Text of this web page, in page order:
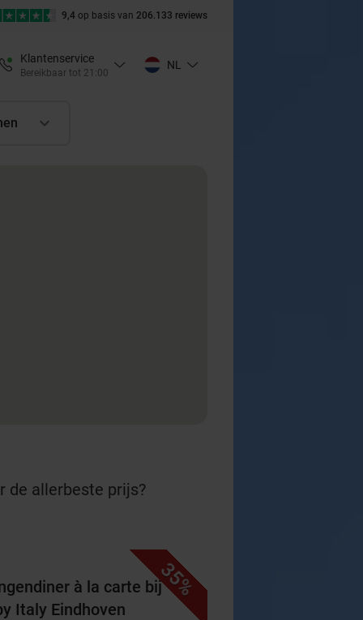
9,4 op basis van 206.133 reviews
Klantenservice
Bereikbaar tot 21:00
NL
de allerbeste prijs?
35%
à la carte bij
Italy Eindhoven